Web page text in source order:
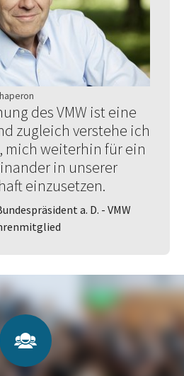
des VMW ist eine
zugleich verstehe ich
mich weiterhin für ein
in unserer
einzusetzen.
a. D. - VMW